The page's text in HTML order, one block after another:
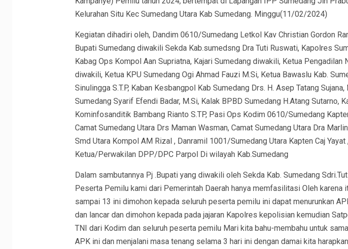
Kelurahan Situ Kec Sumedang Utara Kab Sumedang. Minggu(11/02/2024)
Kegiatan dihadiri oleh, Dandim 0610/Sumedang Letkol Kav Christian Gordon
Bupati Sumedang diwakili Sekda Kab.sumedsng Dra Tuti Ruswati, Kapolres
Kabag Ops Kompol Aan Supriatna, Kajari Sumedang diwakili, Ketua Pengadilan
diwakili, Ketua KPU Sumedang Ogi Ahmad Fauzi M.Si, Ketua Bawaslu Kab.
Sinulingga S.T.P, Kaban Kesbangpol Kab Sumedang Drs. H. Asep Tatang
Sumedang Syarif Efendi Badar, M.Si, Kalak BPBD Sumedang H.Atang Sutarno,
Kominfosanditik Bambang Rianto S.TP, Pasi Ops Kodim 0610/Sumedang
Camat Sumedang Utara Drs Maman Wasman, Camat Sumedang Utara Dra
Smd Utara Kompol AM Rizal , Danramil 1001/Sumedang Utara Kapten Caj Yayat
Ketua/Perwakilan DPP/DPC Parpol Di wilayah Kab.Sumedang
Dalam sambutannya Pj .Bupati yang diwakili oleh Sekda Kab. Sumedang
Peserta Pemilu kami dari Pemerintah Daerah hanya memfasilitasi Oleh karena
sampai 13 ini dimohon kepada seluruh peserta pemilu ini dapat menurunkan
dan lancar dan dimohon kepada pada jajaran Kapolres kepolisian kemudian
TNI dari Kodim dan seluruh peserta pemilu Mari kita bahu-membahu untuk
APK ini dan menjalani masa tenang selama 3 hari ini dengan damai kita